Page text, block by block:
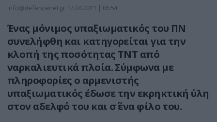
info@defencenet.gr 12.04.2011 | 06:54
Ένας μόνιμος υπαξιωματικός του ΠΝ
συνελήφθη και κατηγορείται για την
κλοπή της ποσότητας ΤΝΤ από
ναρκαλιευτικά πλοία. Σύμφωνα με
πληροφορίες ο αρμενιστής
υπαξιωματικός έδωσε την εκρηκτική ύλη
στον αδελφό του και σ΄ ένα φίλο του.